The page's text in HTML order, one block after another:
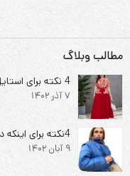
مطالب وبلاگ
4 نکته برای استایل شب یلدای خانم های پلاس سایز
7 آذر 1402
4نکته برای اینکه در لباس زمستونی پف نکنم؟
9 آبان 1402